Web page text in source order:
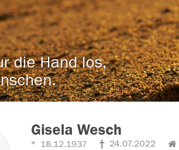
die Hand los,
Gisela Wesch
18.12.1937 24.07.2022